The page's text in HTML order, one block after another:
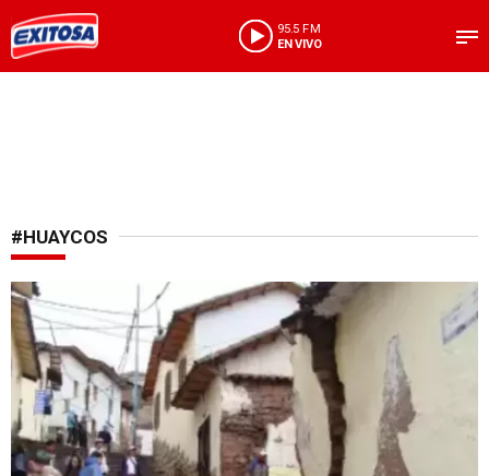
95.5 FM
EN VIVO
#HUAYCOS
Ante intensas lluvias